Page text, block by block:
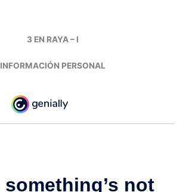
3 EN RAYA – I
INFORMACIÓN PERSONAL